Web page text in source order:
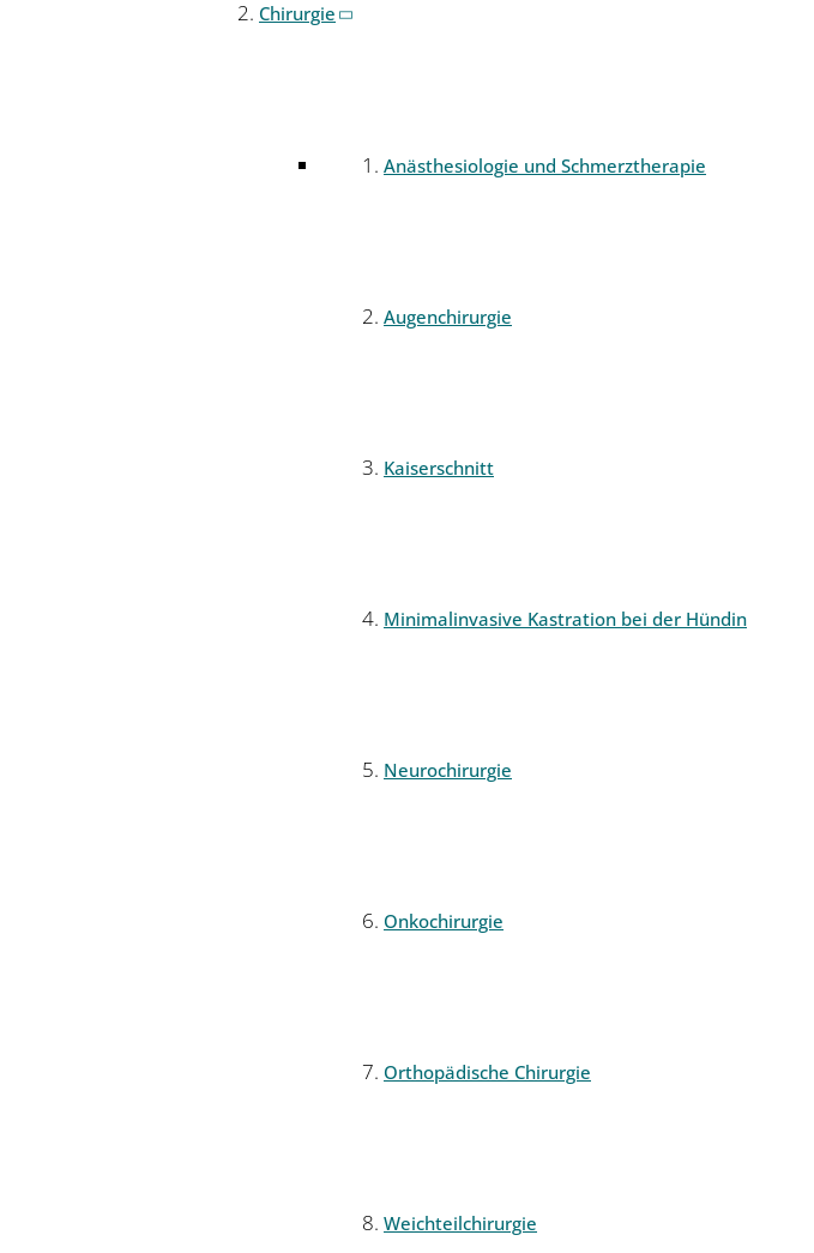
Chirurgie
Anästhesiologie und Schmerztherapie
Augenchirurgie
Kaiserschnitt
Minimalinvasive Kastration bei der Hündin
Neurochirurgie
Onkochirurgie
Orthopädische Chirurgie
Weichteilchirurgie